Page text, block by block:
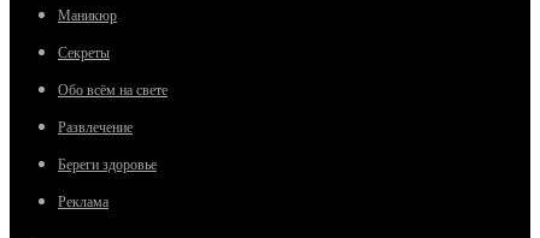
Маникюр
Секреты
Обо всём на свете
Развлечение
Береги здоровье
Реклама